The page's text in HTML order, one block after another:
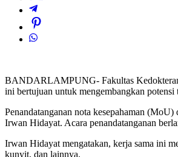
BANDARLAMPUNG- Fakultas Kedokteran
ini bertujuan untuk mengembangkan potensi
Penandatanganan nota kesepahaman
Irwan Hidayat. Acara penandatanganan
Irwan Hidayat mengatakan, kerja sama ini
kunyit, dan lainnya.